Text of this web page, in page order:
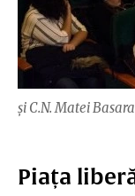
și C.N. Matei
Piața